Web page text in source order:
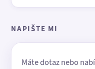
NAPIŠTE MI
Máte dotaz nebo